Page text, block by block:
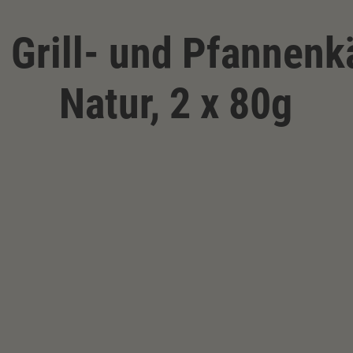
Grill- und
Natur, 2 x 80g